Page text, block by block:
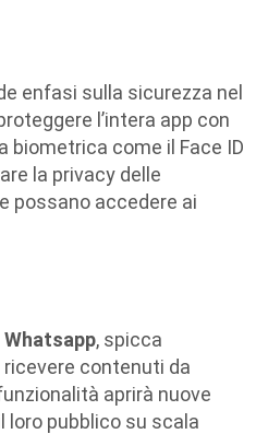
enfasi sulla sicurezza nel
l’intera app con
biometrica come il Face ID
la privacy delle
possano accedere ai
Whatsapp, spicca
ricevere contenuti da
aprirà nuove
loro pubblico su scala